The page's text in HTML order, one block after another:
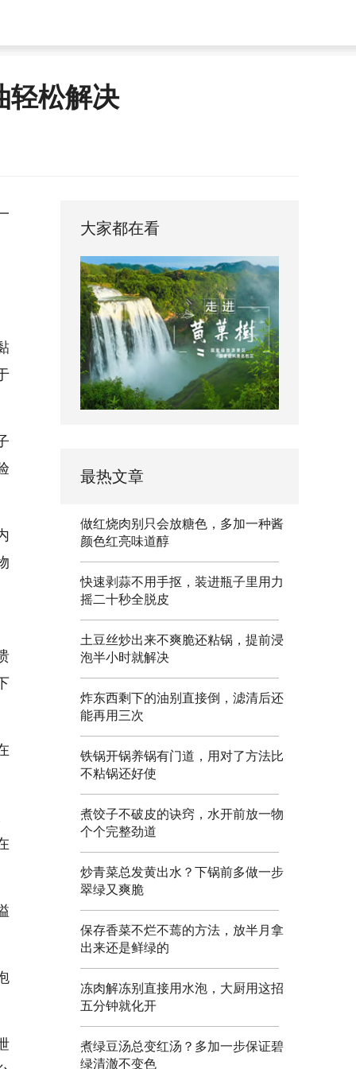
轻松解决
大家都在看
最热文章
做红烧肉别只会放糖色，多加一种酱
颜色红亮味道醇
快速剥蒜不用手抠，装进瓶子里用力
摇二十秒全脱皮
土豆丝炒出来不爽脆还粘锅，提前浸
泡半小时就解决
炸东西剩下的油别直接倒，滤清后还
能再用三次
铁锅开锅养锅有门道，用对了方法比
不粘锅还好使
煮饺子不破皮的诀窍，水开前放一物
个个完整劲道
炒青菜总发黄出水？下锅前多做一步
翠绿又爽脆
保存香菜不烂不蔫的方法，放半月拿
出来还是鲜绿的
冻肉解冻别直接用水泡，大厨用这招
五分钟就化开
煮绿豆汤总变红汤？多加一步保证碧
绿清澈不变色